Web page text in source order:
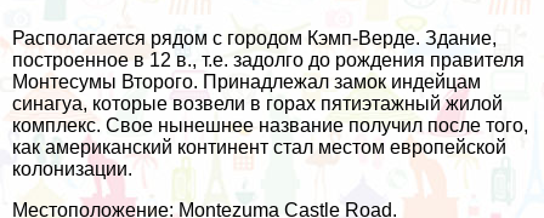
Располагается рядом с городом Кэмп-Верде. Здание,
построенное в 12 в., т.е. задолго до рождения правителя
Монтесумы Второго. Принадлежал замок индейцам
синагуа, которые возвели в горах пятиэтажный жилой
комплекс. Свое нынешнее название получил после того,
как американский континент стал местом европейской
колонизации.
Местоположение: Montezuma Castle Road.